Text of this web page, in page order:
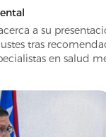
a su
tras
en salud